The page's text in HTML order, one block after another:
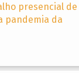
presencial de
pandemia da